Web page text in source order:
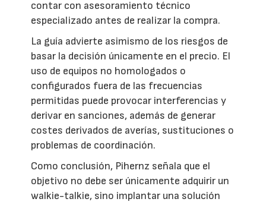
contar con asesoramiento técnico
especializado antes de realizar la compra.
La guía advierte asimismo de los riesgos de
basar la decisión únicamente en el precio. El
uso de equipos no homologados o
configurados fuera de las frecuencias
permitidas puede provocar interferencias y
derivar en sanciones, además de generar
costes derivados de averías, sustituciones o
problemas de coordinación.
Como conclusión, Pihernz señala que el
objetivo no debe ser únicamente adquirir un
walkie-talkie, sino implantar una solución